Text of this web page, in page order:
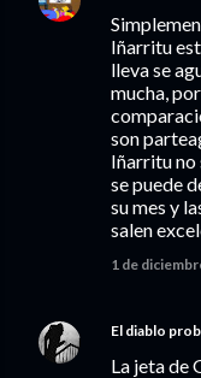
Iñarritu
lleva se
mucha,
son
Iñarritu no
se puede
su mes y
salen
1 de
El diablo
La jeta de